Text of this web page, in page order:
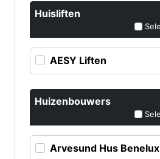
Huisliften
AESY Liften
Huizenbouwers
Arvesund Hus Benelux